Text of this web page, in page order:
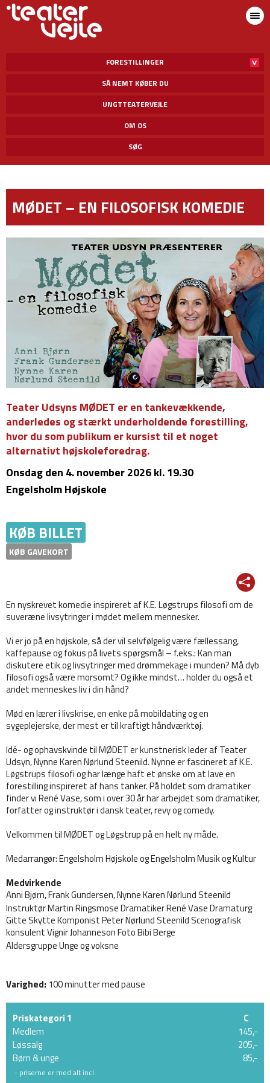
FORESTILLINGER
SÅ NEMT KØBER DU
UNGTTEATERVEJLE
OM OS
SØG
MØDET – EN FILOSOFISK KOMEDIE
Teater Udsyns MØDET er en tankevækkende,
anderledes og stærkt underholdende forestilling,
hvor du som publikum er kursist til et noget
alternativt højskoleforedrag.
Onsdagden 4. november 2026 kl. 19.30
Engelsholm Højskole
KØB BILLET
KØB GAVEKORT
En nyskrevet komedie inspireret af K.E. Løgstrups filosofi om de
suveræne livsytringer i mødet mellem mennesker.
Vi er jo på en højskole, så der vil selvfølgelig være fællessang,
kaffepause og fokus på livets spørgsmål – f.eks.: Kan man
diskutere etik og livsytringer med drømmekage i munden? Må dyb
filosofi også være morsomt? Og ikke mindst… holder du også et
andet menneskes liv i din hånd?
Mød en lærer i livskrise, en enke på mobildating og en
sygeplejerske, der mest er til kraftigt håndværktøj.
Idé- og ophavskvinde til MØDET er kunstnerisk leder af Teater
Udsyn, Nynne Karen Nørlund Steenild. Nynne er fascineret af K.E.
Løgstrups filosofi og har længe haft et ønske om at lave en
forestilling inspireret af hans tanker. På holdet som dramatiker
finder vi René Vase, som i over 30 år har arbejdet som dramatiker,
forfatter og instruktør i dansk teater, revy og comedy.
Velkommen til MØDET og Løgstrup på en helt ny måde.
Medarrangør: Engelsholm Højskole og Engelsholm Musik og Kultur
Medvirkende
Anni Bjørn, Frank Gundersen, Nynne Karen Nørlund Steenild
Instruktør Martin Ringsmose Dramatiker René Vase Dramaturg
Gitte Skytte Komponist Peter Nørlund Steenild Scenografisk
konsulent Vignir Johanneson Foto Bibi Berge
Aldersgruppe Unge og voksne
Varighed: 100 minutter med pause
Priskategori 1
C
Medlem
145,-
Løssalg
205,-
Børn & unge
85,-
- priserne er med alt incl.